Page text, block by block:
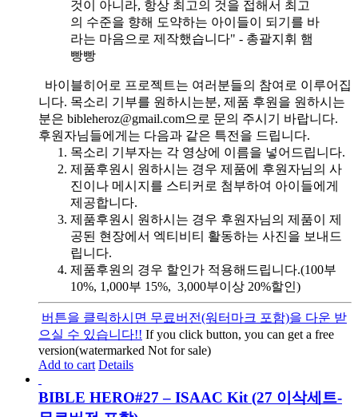
것이 아니라, 항상 최고의 것을 접해서 최고
의 수준을 향해 도약하는 아이들이 되기를 바
라는 마음으로 제작했습니다" - 총괄지휘 햄
빵빵
바이블히어로 프로젝트는 여러분들의 참여로 이루어집
니다. 목소리 기부를 원하시는분, 제품 후원을 원하시는
분은 bibleheroz@gmail.com으로 문의 주시기 바랍니다.
후원자님들에게는 다음과 같은 특전을 드립니다.
목소리 기부자는 각 영상에 이름을 넣어드립니다.
제품후원시 원하시는 경우 제품에 후원자님의 사
진이나 메시지를 스티커로 첨부하여 아이들에게
제공합니다.
제품후원시 원하시는 경우 후원자님의 제품이 제
공된 현장에서 엑티비티 활동하는 사진을 보내드
립니다.
제품후원의 경우 할인가 적용해드립니다.(100부
10%, 1,000부 15%, 3,000부이상 20%할인)
버튼을 클릭하시면 무료버전(워터마크 포함)을 다운 받
으실 수 있습니다!! If you click button, you can get a free
version(watermarked Not for sale)
Add to cart Details
BIBLE HERO#27 – ISAAC Kit (27 이삭세트-